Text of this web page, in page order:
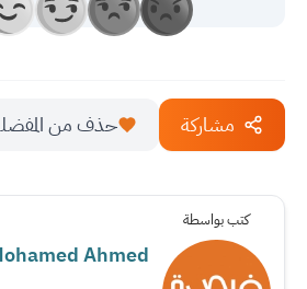
مشاركة حذف من
كتب بواسطة
Ahmed